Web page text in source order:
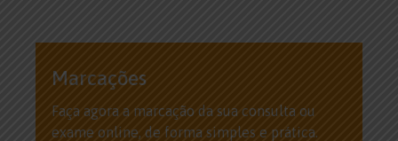
Marcações
Faça agora a marcação da sua consulta ou
exame online, de forma simples e prática.